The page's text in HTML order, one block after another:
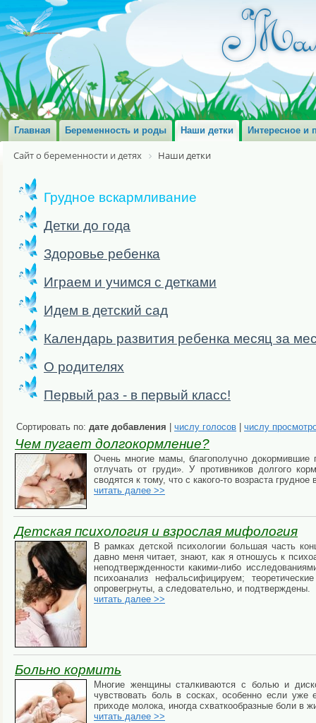
Главная Беременность и роды Наши детки Интересное и
Сайт о беременности и детях Наши детки
Грудное вскармливание
Детки до года
Здоровье ребенка
Играем и учимся с детками
Идем в детский сад
Календарь развития ребенка месяц за
О родителях
Первый раз - в первый класс!
Сортировать по: дате добавления числу голосов числу
Чем пугает долгокормление?
Очень многие мамы, благополучно
отлучать от груди». У противников долгого
сводятся к тому, что с какого-то возраста
читать далее >>
Детская психология и взрослая мифология
В рамках детской психологии большая часть
давно меня читает, знают, как я отношусь к
неподтвержденности какими-либо
психоанализ нефальсифицируем;
опровегрнуты, а следовательно, и подтверждены.
читать далее >>
Больно кормить
Многие женщины сталкиваются с болью и
чувствовать боль в сосках, особенно если
приходе молока, иногда схваткообразные боли в
читать далее >>